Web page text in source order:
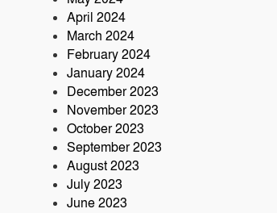
April 2024
March 2024
February 2024
January 2024
December 2023
November 2023
October 2023
September 2023
August 2023
July 2023
June 2023